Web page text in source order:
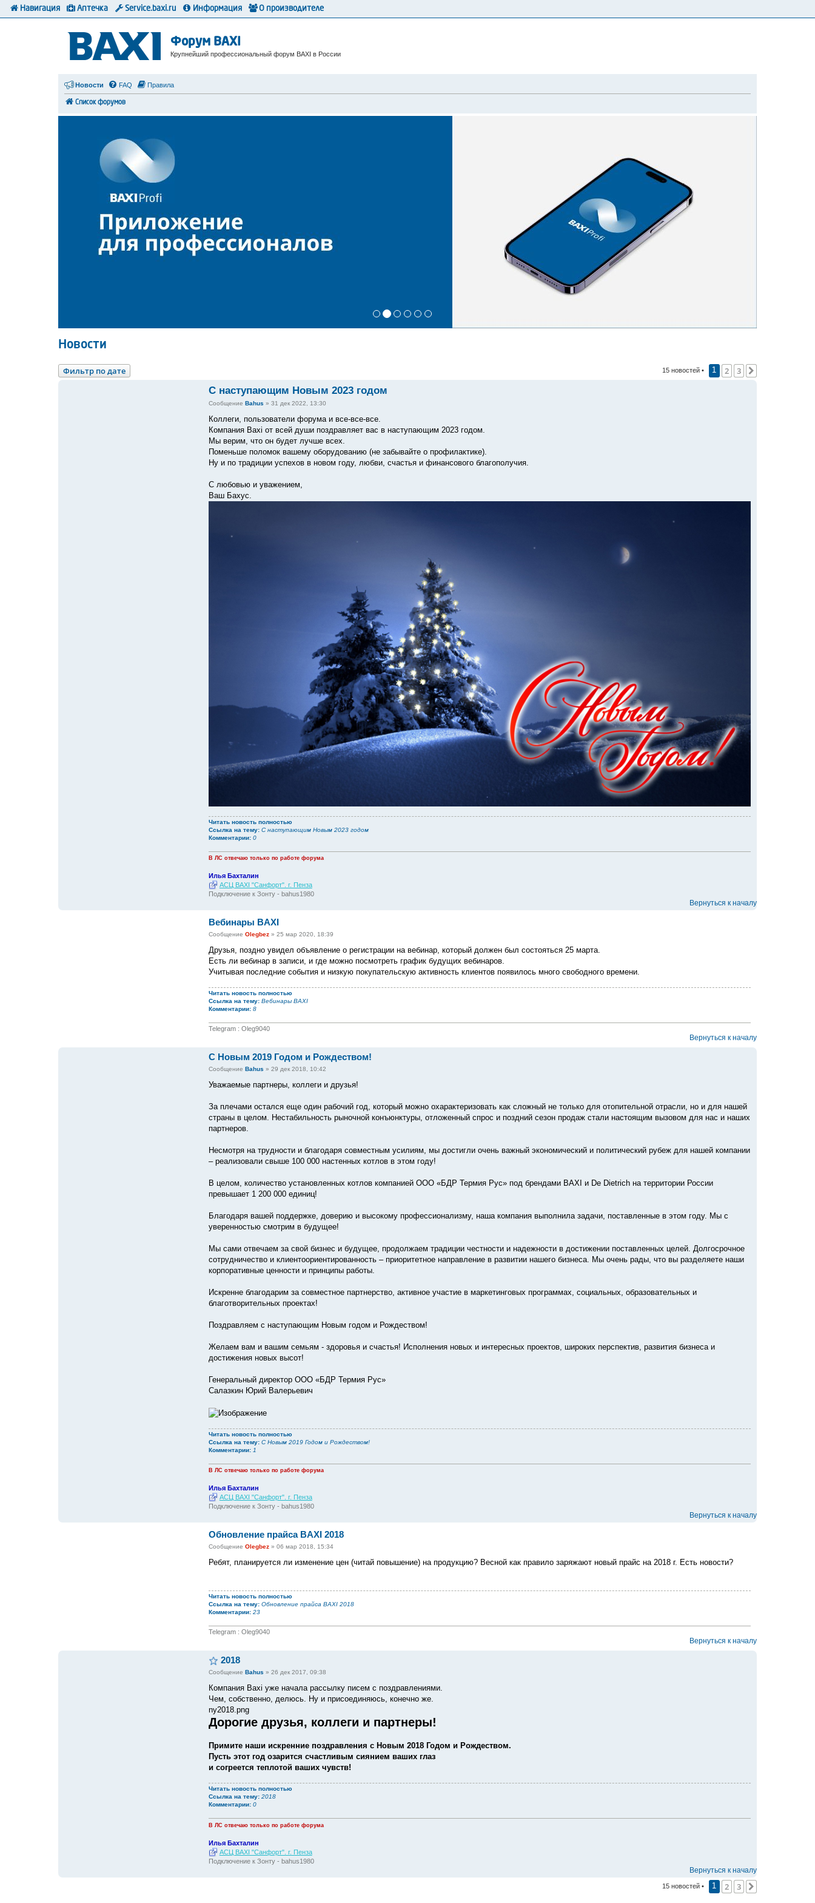
Форум BAXI
Крупнейший профессиональный форум BAXI в России
Новости FAQ Правила
Список форумов
Новости
Фильтр по дате 15 новостей • 1 2 3
С наступающим Новым 2023 годом
Сообщение Bahus » 31 дек 2022, 13:30
Коллеги, пользователи форума и все-все-все.
Компания Baxi от всей души поздравляет вас в наступающим 2023 годом.
Мы верим, что он будет лучше всех.
Поменьше поломок вашему оборудованию (не забывайте о профилактике).
Ну и по традиции успехов в новом году, любви, счастья и финансового благополучия.
С любовью и уважением,
Ваш Бахус.
Читать новость полностью
Ссылка на тему: С наступающим Новым 2023 годом
Комментарии: 0
В ЛС отвечаю только по работе форума
Илья Бахталин
АСЦ BAXI "Санфорт". г. Пенза
Подключение к Зонту - bahus1980
Вернуться к началу
Вебинары BAXI
Сообщение Olegbez» 25 мар 2020, 18:39
Друзья, поздно увидел объявление о регистрации на вебинар, который должен был состояться 25 марта.
Есть ли вебинар в записи, и где можно посмотреть график будущих вебинаров.
Учитывая последние события и низкую покупательскую активность клиентов появилось много свободного времени.
Читать новость полностью
Ссылка на тему: Вебинары BAXI
Комментарии: 8
Telegram : Oleg9040
Вернуться к началу
С Новым 2019 Годом и Рождеством!
Сообщение Bahus » 29 дек 2018, 10:42
Уважаемые партнеры, коллеги и друзья!
За плечами остался еще один рабочий год, который можно охарактеризовать как сложный не только для отопительной отрасли, но и для нашей
страны в целом. Нестабильность рыночной конъюнктуры, отложенный спрос и поздний сезон продаж стали настоящим вызовом для нас и наших
партнеров.
Несмотря на трудности и благодаря совместным усилиям, мы достигли очень важный экономический и политический рубеж для нашей компании
– реализовали свыше 100 000 настенных котлов в этом году!
В целом, количество установленных котлов компанией ООО «БДР Термия Рус» под брендами BAXI и De Dietrich на территории России
превышает 1 200 000 единиц!
Благодаря вашей поддержке, доверию и высокому профессионализму, наша компания выполнила задачи, поставленные в этом году. Мы с
уверенностью смотрим в будущее!
Мы сами отвечаем за свой бизнес и будущее, продолжаем традиции честности и надежности в достижении поставленных целей. Долгосрочное
сотрудничество и клиентоориентированность – приоритетное направление в развитии нашего бизнеса. Мы очень рады, что вы разделяете наши
корпоративные ценности и принципы работы.
Искренне благодарим за совместное партнерство, активное участие в маркетинговых программах, социальных, образовательных и
благотворительных проектах!
Поздравляем с наступающим Новым годом и Рождеством!
Желаем вам и вашим семьям - здоровья и счастья! Исполнения новых и интересных проектов, широких перспектив, развития бизнеса и
достижения новых высот!
Генеральный директор ООО «БДР Термия Рус»
Салазкин Юрий Валерьевич
Читать новость полностью
Ссылка на тему: С Новым 2019 Годом и Рождеством!
Комментарии: 1
В ЛС отвечаю только по работе форума
Илья Бахталин
АСЦ BAXI "Санфорт". г. Пенза
Подключение к Зонту - bahus1980
Вернуться к началу
Обновление прайса BAXI 2018
Сообщение Olegbez» 06 мар 2018, 15:34
Ребят, планируется ли изменение цен (читай повышение) на продукцию? Весной как правило заряжают новый прайс на 2018 г. Есть новости?
Читать новость полностью
Ссылка на тему: Обновление прайса BAXI 2018
Комментарии: 23
Telegram : Oleg9040
Вернуться к началу
2018
Сообщение Bahus » 26 дек 2017, 09:38
Компания Baxi уже начала рассылку писем с поздравлениями.
Чем, собственно, делюсь. Ну и присоединяюсь, конечно же.
ny2018.png
Дорогие друзья, коллеги и партнеры!
Примите наши искренние поздравления с Новым 2018 Годом и Рождеством.
Пусть этот год озарится счастливым сиянием ваших глаз
и согреется теплотой ваших чувств!
Читать новость полностью
Ссылка на тему: 2018
Комментарии: 0
В ЛС отвечаю только по работе форума
Илья Бахталин
АСЦ BAXI "Санфорт". г. Пенза
Подключение к Зонту - bahus1980
Вернуться к началу
15 новостей • 1 2 3
Навигация Аптечка Service.baxi.ru Информация О производителе